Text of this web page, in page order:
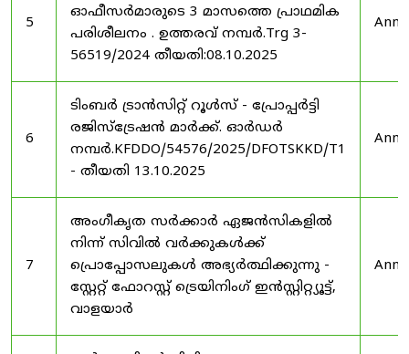
5
ഓഫീസർമാരുടെ 3 മാസത്തെ പ്രാഥമിക
പരിശീലനം . ഉത്തരവ് നമ്പർ.Trg 3-
56519/2024 തീയതി:08.10.2025
6
ടിംബർ ട്രാൻസിറ്റ് റൂൾസ് - പ്രോപ്പർട്ടി
രജിസ്ട്രേഷൻ മാർക്ക്. ഓർഡർ
നമ്പർ.KFDDO/54576/2025/DFOTSKKD/T1
- തീയതി 13.10.2025
7
അംഗീകൃത സർക്കാർ ഏജൻസികളിൽ
നിന്ന് സിവിൽ വർക്കുകൾക്ക്
പ്രൊപ്പോസലുകൾ അഭ്യർത്ഥിക്കുന്നു -
സ്റ്റേറ്റ് ഫോറസ്റ്റ് ട്രെയിനിംഗ് ഇൻസ്റ്റിറ്റ്യൂട്ട്,
വാളയാർ